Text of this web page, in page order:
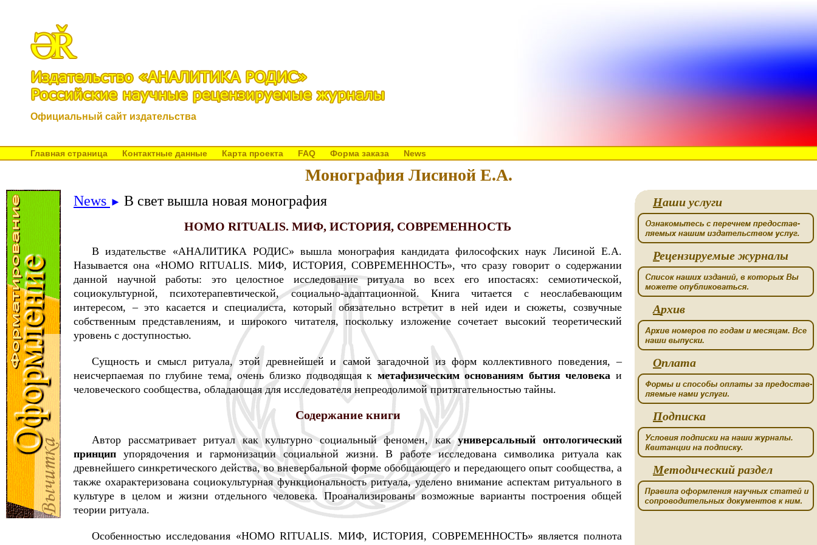
Официальный сайт издательства
Главная страница Контактные данные Карта проекта FAQ Форма заказа News
Монография Лисиной Е.А.
Наши услуги
Рецензируемые журналы
Архив
Оплата
Подписка
Методический раздел
News ► В свет вышла новая монография
HOMO RITUALIS. МИФ, ИСТОРИЯ, СОВРЕМЕННОСТЬ
В издательстве «АНАЛИТИКА РОДИС» вышла монография кандидата философских наук Лисиной Е.А.
Называется она «HOMO RITUALIS. МИФ, ИСТОРИЯ, СОВРЕМЕННОСТЬ», что сразу говорит о содержании
данной научной работы: это целостное исследование ритуала во всех его ипостасях: семиотической,
социокультурной, психотерапевтической, социально-адаптационной. Книга читается с неослабевающим
интересом, – это касается и специалиста, который обязательно встретит в ней идеи и сюжеты, созвучные
собственным представлениям, и широкого читателя, поскольку изложение сочетает высокий теоретический
уровень с доступностью.
Сущность и смысл ритуала, этой древнейшей и самой загадочной из форм коллективного поведения, –
неисчерпаемая по глубине тема, очень близко подводящая к метафизическим основаниям бытия человека и
человеческого сообщества, обладающая для исследователя непреодолимой притягательностью тайны.
Содержание книги
Автор рассматривает ритуал как культурно социальный феномен, какуниверсальный онтологический
принцип упорядочения и гармонизации социальной жизни. В работе исследована символика ритуала как
древнейшего синкретического действа, во вневербальной форме обобщающего и передающего опыт сообщества, а
также охарактеризована социокультурная функциональность ритуала, уделено внимание аспектам ритуального в
культуре в целом и жизни отдельного человека. Проанализированы возможные варианты построения общей
теории ритуала.
Особенностью исследования «HOMO RITUALIS. МИФ, ИСТОРИЯ, СОВРЕМЕННОСТЬ» является полнота